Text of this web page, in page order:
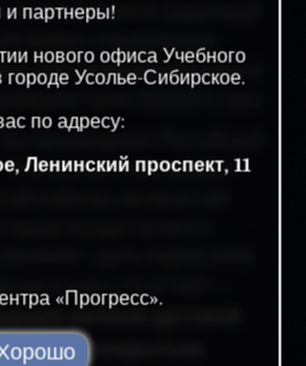
партнеры!
нового офиса Учебного
городе Усолье-Сибирское.
по адресу:
Ленинский проспект, 11
«Прогресс».
используется сварочный
обеспечивающим защиту
внесении изменений в
рабочих, должностей
осуществляется
в силу с 05.07.2019 —
ручной дуговой
покрытым